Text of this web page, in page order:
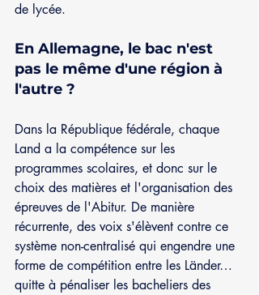
de lycée.
En Allemagne, le bac n'est
pas le même d'une région à
l'autre ?
Dans la République fédérale, chaque
Land a la compétence sur les
programmes scolaires, et donc sur le
choix des matières et l'organisation des
épreuves de l'Abitur. De manière
récurrente, des voix s'élèvent contre ce
système non-centralisé qui engendre une
forme de compétition entre les Länder…
quitte à pénaliser les bacheliers des